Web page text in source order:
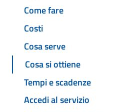
Come fare
Costi
Cosa serve
Cosa si ottiene
Tempi e scadenze
Accedi al servizio